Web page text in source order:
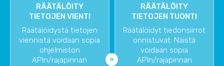
RÄÄTÄLÖITY
TIETOJEN VIENTI
Räätälöidystä tietojen
viennistä voidaan sopia
ohjelmiston
APIn/rajapinnan
RÄÄTÄLÖITY
TIETOJEN TUONTI
Räätälöidyt tiedonsiirrot
onnistuvat. Näistä
voidaan sopia
APIn/rajapinnan